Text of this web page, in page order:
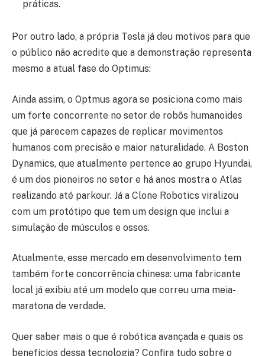
práticas.
Por outro lado, a própria Tesla já deu motivos para que
o público não acredite que a demonstração representa
mesmo a atual fase do Optimus:
Ainda assim, o Optmus agora se posiciona como mais
um forte concorrente no setor de robôs humanoides
que já parecem capazes de replicar movimentos
humanos com precisão e maior naturalidade. A Boston
Dynamics, que atualmente pertence ao grupo Hyundai,
é um dos pioneiros no setor e há anos mostra o Atlas
realizando até parkour. Já a Clone Robotics viralizou
com um protótipo que tem um design que inclui a
simulação de músculos e ossos.
Atualmente, esse mercado em desenvolvimento tem
também forte concorrência chinesa: uma fabricante
local já exibiu até um modelo que correu uma meia-
maratona de verdade.
Quer saber mais o que é robótica avançada e quais os
benefícios dessa tecnologia? Confira tudo sobre o